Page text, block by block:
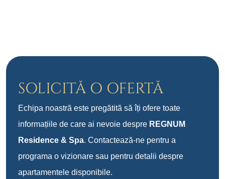
SOLICITĂ O OFERTĂ
Echipa noastră este pregătită să îți ofere toate
informațiile de care ai nevoie despre REGNUM
Residence & Spa. Contactează-ne pentru a
programa o vizionare sau pentru detalii despre
apartamentele disponibile.